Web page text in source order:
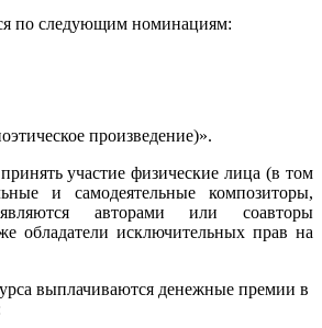
по следующим номинациям:
произведение)».
участие физические лица (в том
и самодеятельные композиторы,
авторами или соавторы
обладатели исключительных прав на
выплачиваются денежные премии в